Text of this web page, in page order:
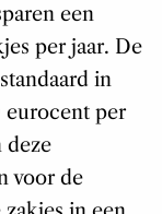
een
per jaar. De
in
per
deze
voor de